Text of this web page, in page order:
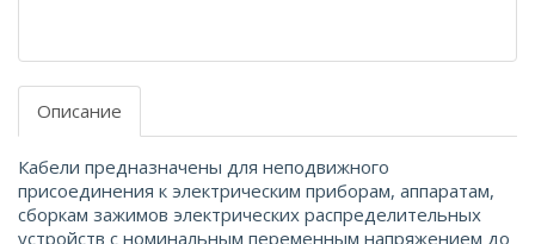
Описание
Кабели предназначены для неподвижного
присоединения к электрическим приборам, аппаратам,
сборкам зажимов электрических распределительных
устройств с номинальным переменным напряжением до